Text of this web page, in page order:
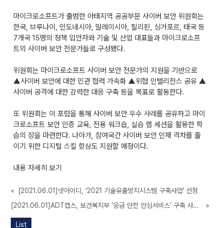
마이크로소프트가 출범한 아태지역 공공부문 사이버 보안 위원회는
한국, 브루나이, 인도네시아, 말레이시아, 필리핀, 싱가포르, 태국 등
7개국 15명의 정책 입안자와 기술 및 산업 대표들과 마이크로소프
트의 사이버 보안 전문가들로 구성됐다.
위원회는 마이크로소프트 사이버 보안 전문가의 지원을 기반으로
▲사이버 보안에 대한 민관 협력 가속화 ▲위협 인텔리전스 공유 ▲
사이버 공격에 대한 강력한 대응 구축 등을 목표로 활동한다.
또 위원회는 이 포럼을 통해 사이버 보안 우수 사례를 공유하고 마이
크로소프트 보안 인증 교육, 전용 워크숍, 실습 랩 세션을 활용한 학
습의 장을 마련한다. 나아가, 참여국간 사이버 보안 인재 격차를 줄
이기 위한 디지털 스킬 향상도 지원할 예정이다.
내용 자세히 보기
«
[2021.06.01]넷아이디, ‘2021 기술유출방지시스템 구축사업’ 선정
[2021.06.01]ADT캡스, 보건복지부 ‘응급 안전 안심서비스’ 구축 사업 참여
»
List